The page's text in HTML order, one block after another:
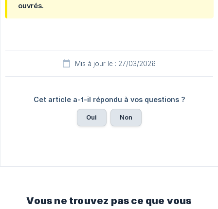
ouvrés.
Mis à jour le : 27/03/2026
Cet article a-t-il répondu à vos questions ?
Oui Non
Vous ne trouvez pas ce que vous